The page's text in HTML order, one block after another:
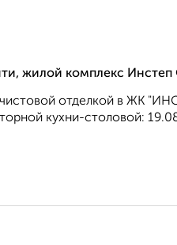
жилой комплекс Инстеп
отделкой в ЖК
кухни-столовой: